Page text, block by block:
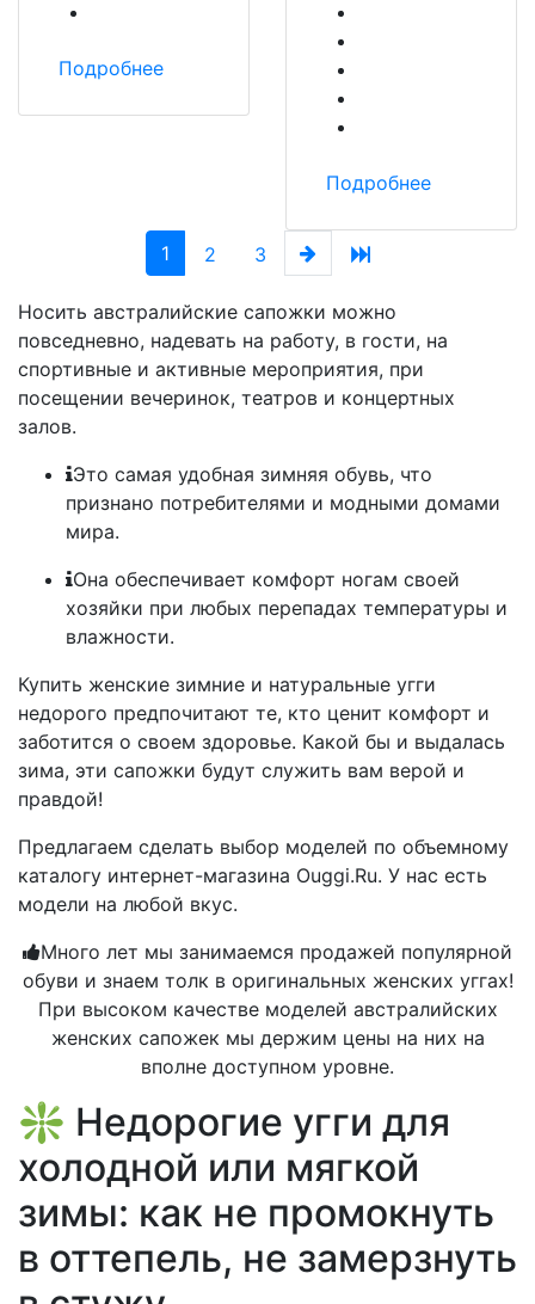
Подробнее
Подробнее
1 (current)
2 3 Next
Носить австралийские сапожки можно
повседневно, надевать на работу, в гости, на
спортивные и активные мероприятия, при
посещении вечеринок, театров и концертных
залов.
Это самая удобная зимняя обувь, что
признано потребителями и модными домами
мира.
Она обеспечивает комфорт ногам своей
хозяйки при любых перепадах температуры и
влажности.
Купить женские зимние и натуральные угги
недорого предпочитают те, кто ценит комфорт и
заботится о своем здоровье. Какой бы и выдалась
зима, эти сапожки будут служить вам верой и
правдой!
Предлагаем сделать выбор моделей по объемному
каталогу интернет-магазина Ouggi.Ru. У нас есть
модели на любой вкус.
Много лет мы занимаемся продажей популярной
обуви и знаем толк в оригинальных женских уггах!
При высоком качестве моделей австралийских
женских сапожек мы держим цены на них на
вполне доступном уровне.
❇️ Недорогие угги для
холодной или мягкой
зимы: как не промокнуть
в оттепель, не замерзнуть